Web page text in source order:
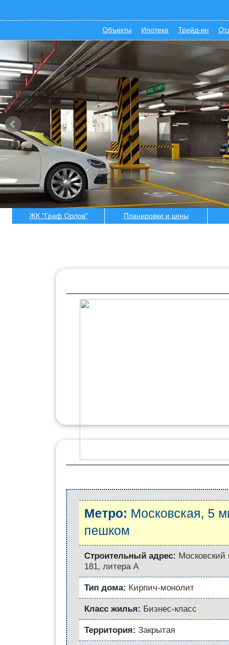
Объекты Ипотека Трейд-ин
ЖК "Граф Орлов" Планировки и цены
Метро: Московская, 5
пешком
Строительный адрес: Московский
181, литера А
Тип дома: Кирпич-монолит
Класс жилья: Бизнес-класс
Территория: Закрытая